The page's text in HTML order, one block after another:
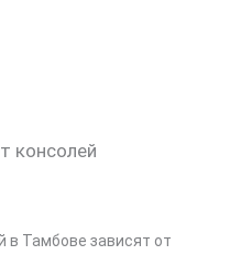
консолей
в Тамбове зависят от